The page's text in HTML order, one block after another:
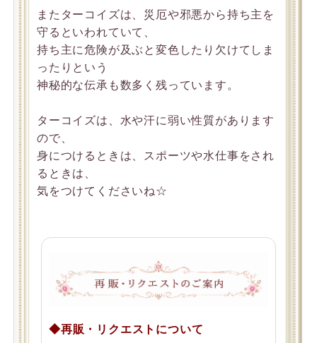
またターコイズは、災厄や邪悪から持ち主を
守るといわれていて、
持ち主に危険が及ぶと変色したり欠けてしま
ったりという
神秘的な伝承も数多く残っています。
ターコイズは、水や汗に弱い性質があります
ので、
身につけるときは、スポーツや水仕事をされ
るときは、
気をつけてくださいね☆
◆再販・リクエストについて